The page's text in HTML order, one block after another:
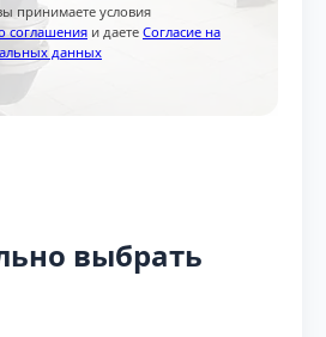
принимаете условия
соглашения и даете Согласие на
данных
выбрать